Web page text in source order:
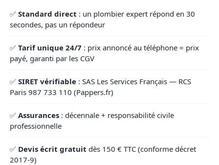
✅ Standard direct : un plombier expert répond en 30
secondes, pas un répondeur
✅ Tarif unique 24/7 : prix annoncé au téléphone = prix
payé, garanti par les CGV
✅ SIRET vérifiable : SAS Les Services Français — RCS
Paris 987 733 110 (Pappers.fr)
✅ Assurances : décennale + responsabilité civile
professionnelle
✅ Devis écrit gratuit dès 150 € TTC (conforme décret
2017-9)